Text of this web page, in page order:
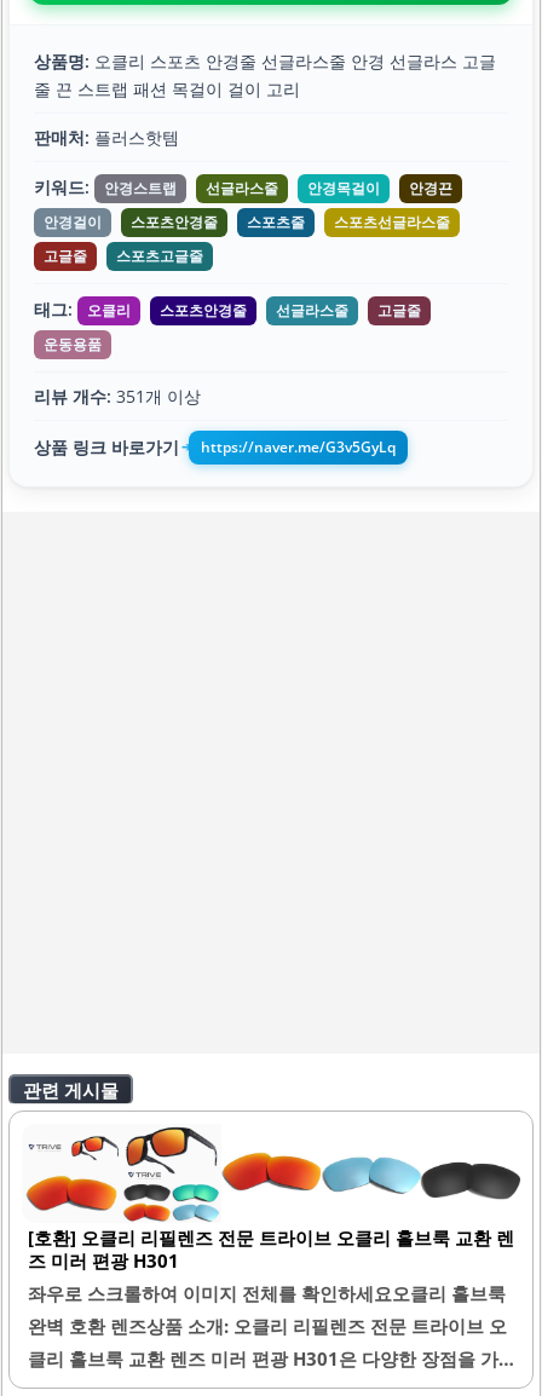
상품명: 오클리 스포츠 안경줄 선글라스줄 안경 선글라스 고글
줄 끈 스트랩 패션 목걸이 걸이 고리
판매처: 플러스핫템
키워드: 안경스트랩 선글라스줄 안경목걸이
안경끈
안경걸이
스포츠안경줄 스포츠줄
스포츠선글라스줄
고글줄
스포츠고글줄
태그: 오클리 스포츠안경줄 선글라스줄
고글줄
운동용품
리뷰 개수: 351개 이상
상품 링크 바로가기 ➔ https://naver.me/G3v5GyLq
관련 게시물
[호환] 오클리 리필렌즈 전문 트라이브 오클리 홀브룩 교환 렌
즈 미러 편광 H301
좌우로 스크롤하여 이미지 전체를 확인하세요오클리 홀브룩
완벽 호환 렌즈상품 소개: 오클리 리필렌즈 전문 트라이브 오
클리 홀브룩 교환 렌즈 미러 편광 H301은 다양한 장점을 가
진 제품입니다. 이 렌즈는 오클리 홀브룩 안경테에 완벽하게